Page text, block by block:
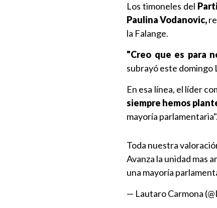
Los timoneles del
Paulina Vodanovic,
la Falange.
"Creo que es para
subrayó este domingo
En esa línea, el líder
siempre hemos
mayoría parlamentaria".
Toda nuestra
Avanza la unidad mas
una mayoría
— Lautaro Carmona